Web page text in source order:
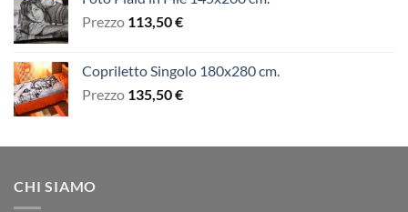
Prezzo 113,50€
Copriletto Singolo 180x280 cm.
Prezzo 135,50€
CHI SIAMO